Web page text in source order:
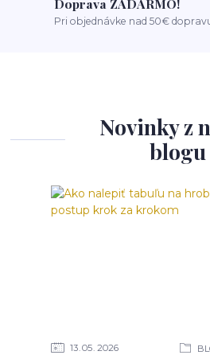
Doprava ZADARMO!
Pri objednávke nad 50€
Novinky z
blogu
13 05 2026